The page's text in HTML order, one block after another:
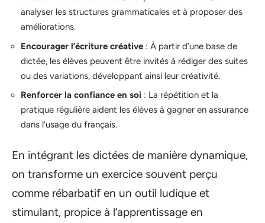
analyser les structures grammaticales et à proposer des
améliorations.
Encourager l’écriture créative : À partir d’une base de
dictée, les élèves peuvent être invités à rédiger des suites
ou des variations, développant ainsi leur créativité.
Renforcer la confiance en soi : La répétition et la
pratique régulière aident les élèves à gagner en assurance
dans l’usage du français.
En intégrant les dictées de manière dynamique,
on transforme un exercice souvent perçu
comme rébarbatif en un outil ludique et
stimulant, propice à l’apprentissage en